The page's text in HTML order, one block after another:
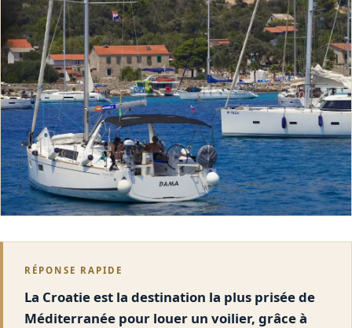
RÉPONSE RAPIDE
La Croatie est la destination la plus prisée de
Méditerranée pour louer un voilier, grâce à